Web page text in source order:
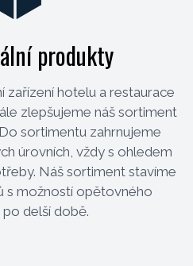
produkty
zařízení hotelu a restaurace
zlepšujeme náš sortiment
sortimentu zahrnujeme
úrovních, vždy s ohledem
Náš sortiment stavíme
s možností opětovného
delší době.